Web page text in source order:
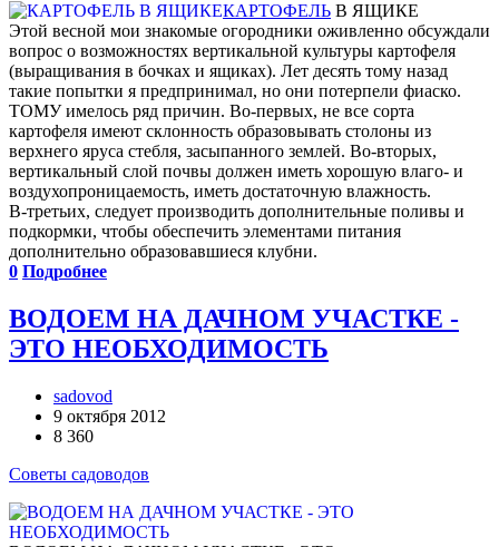
КАРТОФЕЛЬ В ЯЩИКЕ
Этой весной мои знакомые огородники оживленно обсуждали
вопрос о возможностях вертикальной культуры картофеля
(выращивания в бочках и ящиках). Лет десять тому назад
такие попытки я предпринимал, но они потерпели фиаско.
ТОМУ имелось ряд причин. Во-первых, не все сорта
картофеля имеют склонность образовывать столоны из
верхнего яруса стебля, засыпанного землей. Во-вторых,
вертикальный слой почвы должен иметь хорошую влаго- и
воздухопроницаемость, иметь достаточную влажность.
В-третьих, следует производить дополнительные поливы и
подкормки, чтобы обеспечить элементами питания
дополнительно образовавшиеся клубни.
0 Подробнее
ВОДОЕМ НА ДАЧНОМ УЧАСТКЕ -
ЭТО НЕОБХОДИМОСТЬ
sadovod
9 октября 2012
8 360
Советы садоводов